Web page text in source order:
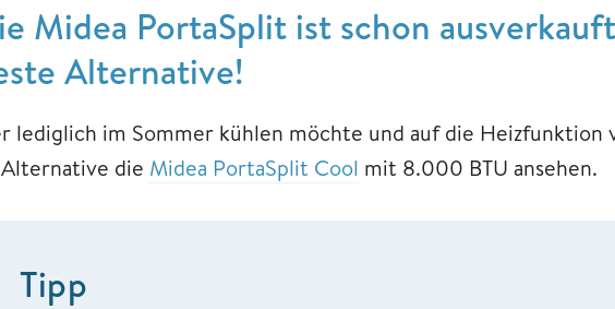
Midea PortaSplit ist schon
Alternative!
lediglich im Sommer kühlen möchte und auf die Heizfunktion
Alternative die Midea PortaSplit Cool mit 8.000 BTU ansehen.
Tipp